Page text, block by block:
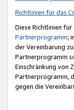
Richtlinien für das
Diese Richtlinien
Partnerprogramm;
der Vereinbarung
Partnerprogramm
Einschränkung von
Partnerprogramm,
gegen die